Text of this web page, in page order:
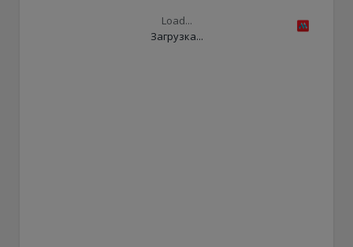
Load...
Загрузка...